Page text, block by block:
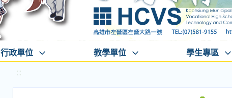
行政單位 教學單位 學生專區
:::